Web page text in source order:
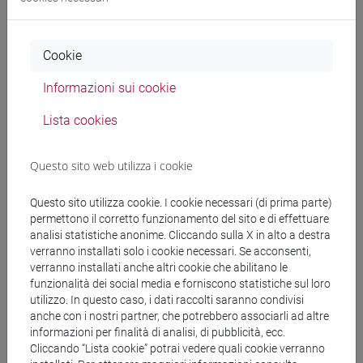
Business Partner C1 Coursebook & eBook with
9781292393001
versione con My English lab; con l'acquisto di
secondo mano questo sarà probabilmente già
stato attivato e quindi non utilizzabile ai fini della
valutazione durante il corso.
Modalità di verifica dell'apprendimento
Cookie
Informazioni sui cookie
Lista cookies
Questo sito web utilizza i cookie
Questo sito utilizza cookie. I cookie necessari (di prima parte)
permettono il corretto funzionamento del sito e di effettuare
analisi statistiche anonime. Cliccando sulla X in alto a destra
verranno installati solo i cookie necessari. Se acconsenti,
verranno installati anche altri cookie che abilitano le
funzionalità dei social media e forniscono statistiche sul loro
utilizzo. In questo caso, i dati raccolti saranno condivisi
anche con i nostri partner, che potrebbero associarli ad altre
informazioni per finalità di analisi, di pubblicità, ecc.
Cliccando “Lista cookie” potrai vedere quali cookie verranno